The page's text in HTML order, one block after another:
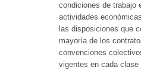
condiciones de trabajo
actividades
las disposiciones que
mayoría de los
convenciones
vigentes en cada clase